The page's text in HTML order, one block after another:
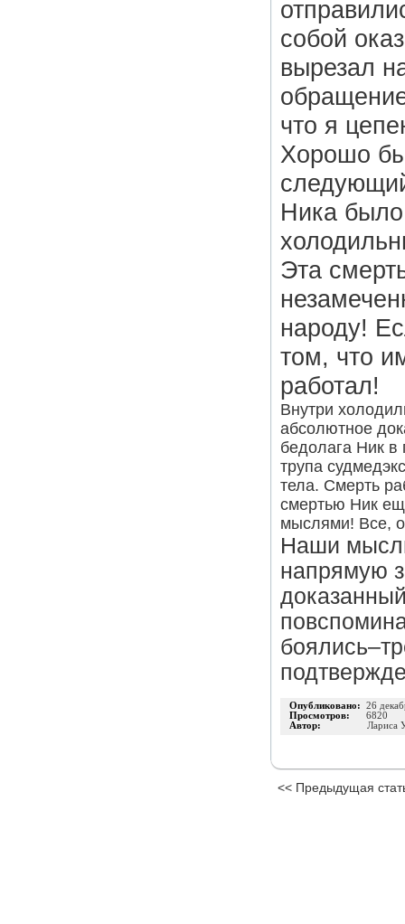
собой
вырезал
что я
Хорошо
Ника было
Эта
народу!
том, что
работал!
Внутри
абсолютное
бедолага Ник
трупа
тела. Смерть
смертью Ник
мыслями! Все, о
Наши
напрямую
Опубликовано: 26
Просмотров: 6820
Автор:
Лариса
<< Предыдущая